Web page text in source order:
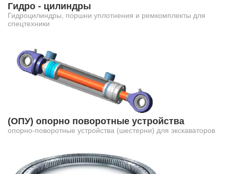
Гидро - цилиндры
Гидроцилиндры, поршни уплотнения и ремкомплекты для
спецтехники
(ОПУ) опорно поворотные устройства
опорно-поворотные устройства (шестерни) для экскаваторов